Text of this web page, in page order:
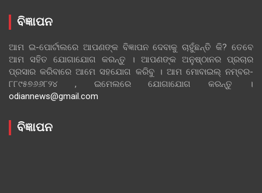
ବିଜ୍ଞାପନ
ଆମ ଇ-ପୋର୍ଟାଲରେ ଆପଣଙ୍କ ବିଜ୍ଞାପନ ଦେବାକୁ ଚାହୁଁଛନ୍ତି କି? ତେବେ
ଆମ ସହିତ ଯୋଗାଯୋଗ କରନ୍ତୁ । ଆପଣଙ୍କ ଅନୁଷ୍ଠାନର ପ୍ରଚାର
ପ୍ରସାର କରିବାରେ ଆମେ ସହଯୋଗ କରିବୁ । ଆମ ମୋବାଇଲ୍ ନମ୍ବର-
୮୮୯୫୭୬୬୮୨୪ , ଇମେଲରେ ଯୋଗାଯୋଗ କରନ୍ତୁ ।
odiannews@gmail.com
ବିଜ୍ଞାପନ